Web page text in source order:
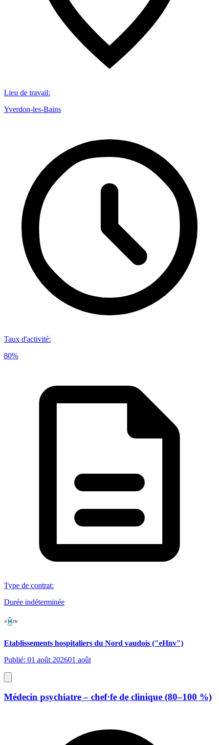
Lieu de travail:
Yverdon-les-Bains
Taux d'activité:
80%
Type de contrat:
Durée indéterminée
Etablissements hospitaliers du Nord vaudois ("eHnv")
Publié: 01 août 202601 août
Médecin psychiatre – chef·fe de clinique (80–100 %)